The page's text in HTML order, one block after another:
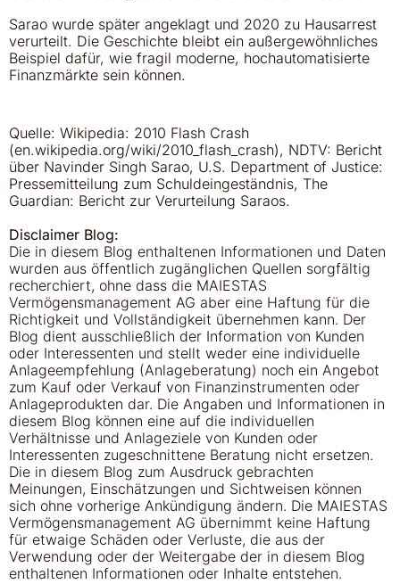
Sarao wurde später angeklagt und 2020 zu Hausarrest
verurteilt. Die Geschichte bleibt ein außergewöhnliches
Beispiel dafür, wie fragil moderne, hochautomatisierte
Finanzmärkte sein können.
Quelle: Wikipedia: 2010 Flash Crash
(en.wikipedia.org/wiki/2010_flash_crash), NDTV: Bericht
über Navinder Singh Sarao, U.S. Department of Justice:
Pressemitteilung zum Schuldeingeständnis, The
Guardian: Bericht zur Verurteilung Saraos.
Disclaimer Blog:
Die in diesem Blog enthaltenen Informationen und Daten
wurden aus öffentlich zugänglichen Quellen sorgfältig
recherchiert, ohne dass die MAIESTAS
Vermögensmanagement AG aber eine Haftung für die
Richtigkeit und Vollständigkeit übernehmen kann. Der
Blog dient ausschließlich der Information von Kunden
oder Interessenten und stellt weder eine individuelle
Anlageempfehlung (Anlageberatung) noch ein Angebot
zum Kauf oder Verkauf von Finanzinstrumenten oder
Anlageprodukten dar. Die Angaben und Informationen in
diesem Blog können eine auf die individuellen
Verhältnisse und Anlageziele von Kunden oder
Interessenten zugeschnittene Beratung nicht ersetzen.
Die in diesem Blog zum Ausdruck gebrachten
Meinungen, Einschätzungen und Sichtweisen können
sich ohne vorherige Ankündigung ändern. Die MAIESTAS
Vermögensmanagement AG übernimmt keine Haftung
für etwaige Schäden oder Verluste, die aus der
Verwendung oder der Weitergabe der in diesem Blog
enthaltenen Informationen oder Inhalte entstehen.